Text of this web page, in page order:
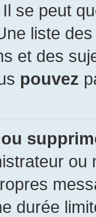
se peut
liste
et des
pouvez
durée